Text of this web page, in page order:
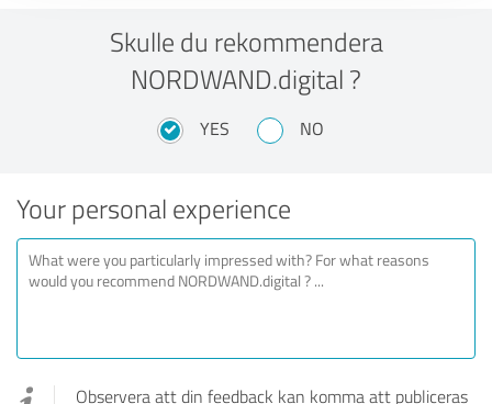
Skulle du rekommendera
NORDWAND.digital ?
YES NO
Your personal experience
Observera att din feedback kan komma att publiceras